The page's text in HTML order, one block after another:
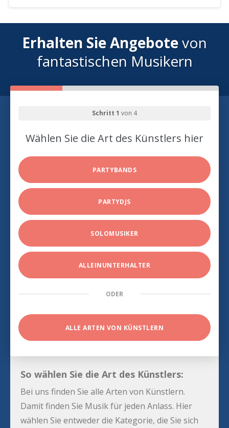
Erhalten Sie Angebotevon
fantastischen Musikern
Schritt 1 von 4
Wählen Sie die Art des Künstlers hier
PARTYBANDS
PARTYDJS
SOLOMUSIKER
ALLEINUNTERHALTER
ODER
ALLE ARTEN VON KÜNSTLERN
So wählen Sie die Art des Künstlers:
Bei uns finden Sie alle Arten von Künstlern.
Damit finden Sie Musik für jeden Anlass. Hier
wählen Sie entweder die Kategorie, die Sie sich